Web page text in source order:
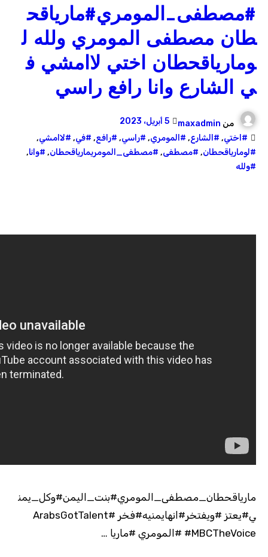
#مصطفى_المومري#مارياقح
طان مصطفى المومري ولله ل
ومارياقحطان اختي لاامشي ف
ي الشارع وانا رافع راسي
من maxadmin
5 أبريل، 2023
#اختي, #الشارع, #المومري, #راسي, #رافع, #في, #لاامشي,
#لومارياقحطان, #مصطفى, #مصطفى_المومريمارياقحطان, #وانا,
#ولله
مارياقحطان_مصطفى_المومري#بنت_اليمن#وكل_يمن
ي#يعتز #ويفتخر#انهايمنيه#فخر #ArabsGotTalent
#MBCTheVoice #المومري #ماريا …